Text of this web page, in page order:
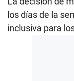
los días de la
inclusiva para